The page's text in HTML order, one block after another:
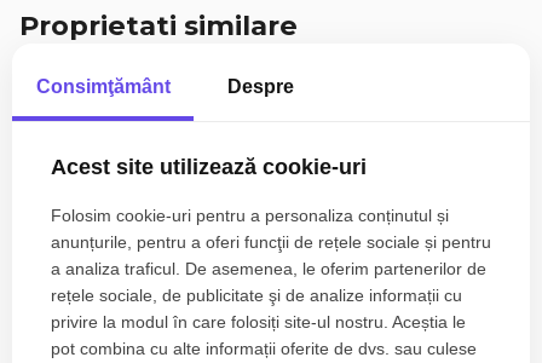
Proprietati similare
Consimţământ Despre
Acest site utilizează cookie-uri
Folosim cookie-uri pentru a personaliza conținutul și
anunțurile, pentru a oferi funcţii de rețele sociale și pentru
a analiza traficul. De asemenea, le oferim partenerilor de
rețele sociale, de publicitate şi de analize informații cu
privire la modul în care folosiți site-ul nostru. Aceștia le
pot combina cu alte informații oferite de dvs. sau culese